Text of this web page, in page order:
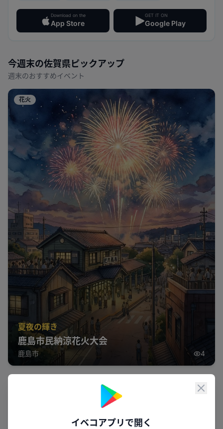
閉じ
イベコアプリで開く
Download on the
App Store
GET IT ON
Google Play
今週末の佐賀県 ピックアップ
週末のおすすめイベント
花火
夏夜の輝き
鹿島市民納涼花火大会
鹿島市 4